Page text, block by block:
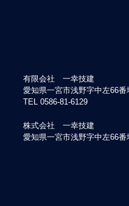
有限会社 一幸技建
愛知県一宮市浅野字中左66番
TEL 0586-81-6129
株式会社 一幸技建
愛知県一宮市浅野字中左66番